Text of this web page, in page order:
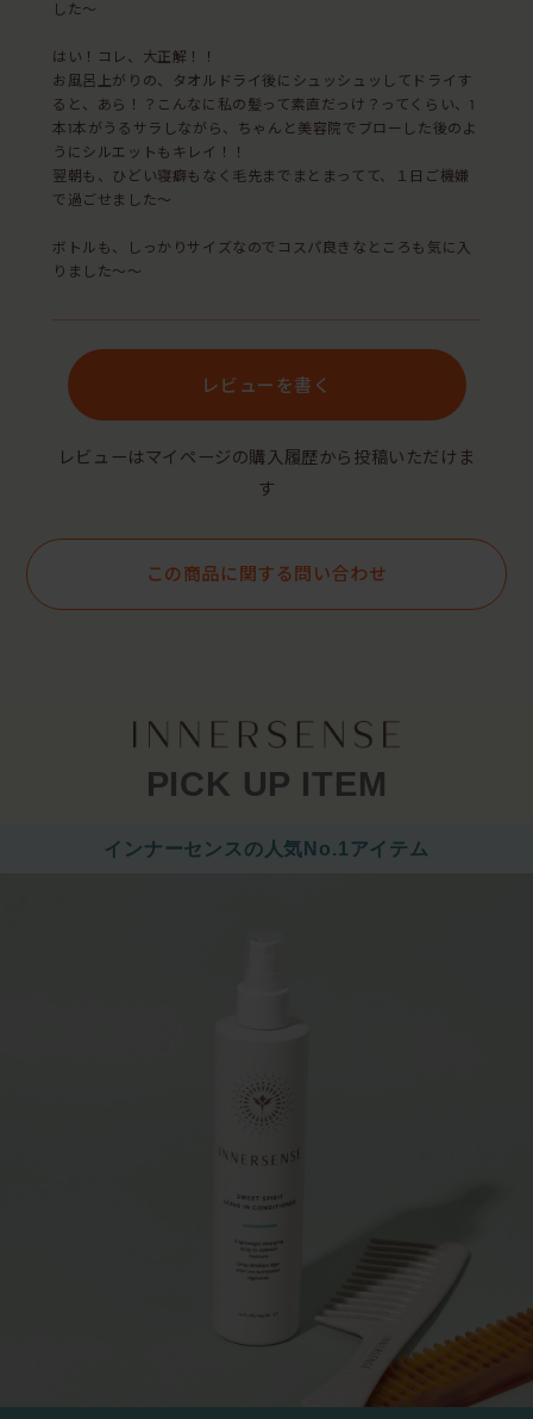
した〜
はい！コレ、大正解！！
お風呂上がりの、タオルドライ後にシュッシュッしてドライす
ると、あら！？こんなに私の髪って素直だっけ？ってくらい、1
本1本がうるサラしながら、ちゃんと美容院でブローした後のよ
うにシルエットもキレイ！！
翌朝も、ひどい寝癖もなく毛先までまとまってて、１日ご機嫌
で過ごせました〜
ボトルも、しっかりサイズなのでコスパ良きなところも気に入
りました〜〜
レビューを書く
レビューはマイページの購入履歴から投稿いただけま
す
この商品に関する問い合わせ
PICK UP ITEM
インナーセンスの人気No.1アイテム